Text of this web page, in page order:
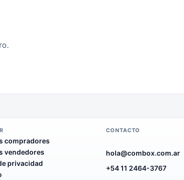
compradores
vendedores
privacidad
CONTACTO
hola@combox.com.ar
+54 11 2464-3767